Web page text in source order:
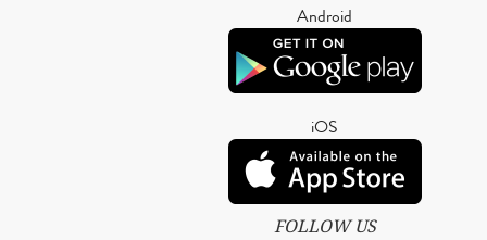
Android
iOS
FOLLOW US